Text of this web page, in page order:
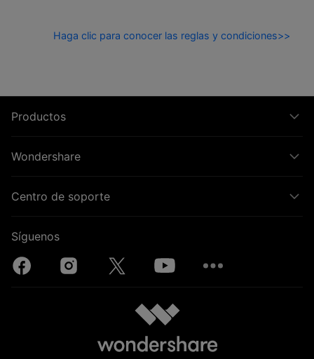
Haga clic para conocer las reglas y condiciones>>
Productos
Wondershare
Centro de soporte
Síguenos